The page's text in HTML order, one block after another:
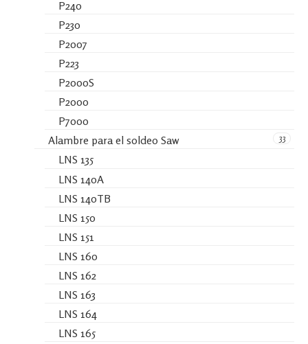
P240
P230
P2007
P223
P2000S
P2000
P7000
33
Alambre para el soldeo Saw
LNS 135
LNS 140A
LNS 140TB
LNS 150
LNS 151
LNS 160
LNS 162
LNS 163
LNS 164
LNS 165